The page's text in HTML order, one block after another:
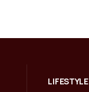
LIFESTYLE